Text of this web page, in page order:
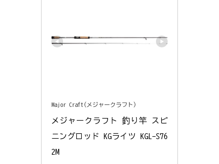
Major Craft(メジャークラフト)
メジャークラフト 釣り竿 スピ
ニングロッド KGライツ KGL-S76
2M